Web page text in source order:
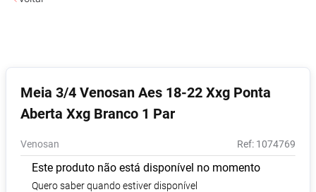
Meia 3/4 Venosan Aes 18-22 Xxg Ponta
Aberta Xxg Branco 1 Par
Venosan : 1074769
Este produto não está disponível no momento
Quero saber quando estiver disponível
Desodorante
Absorvente
9º
10º Vitamina D